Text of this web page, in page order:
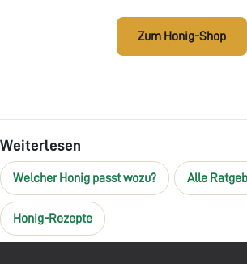
Zum Honig-Shop
Weiterlesen
Welcher Honig passt wozu? Alle
Honig-Rezepte